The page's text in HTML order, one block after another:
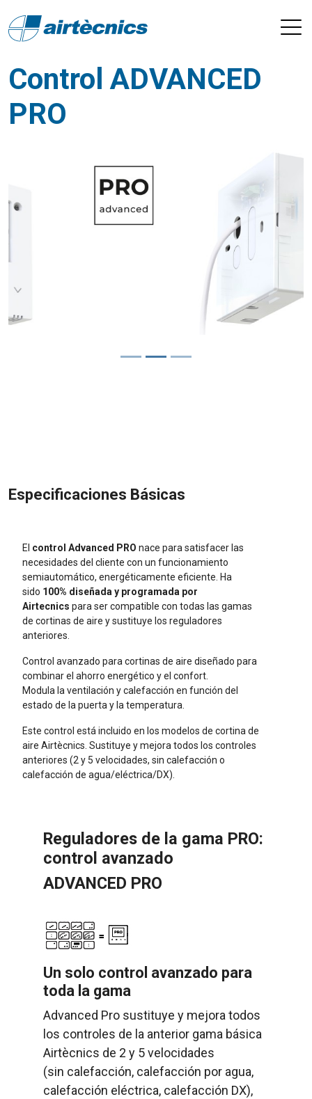
Control ADVANCED
PRO
Especificaciones Básicas
El control Advanced PRO nace para satisfacer las
necesidades del cliente con un funcionamiento
semiautomático, energéticamente eficiente. Ha
sido 100% diseñada y programada por
Airtecnics para ser compatible con todas las gamas
de cortinas de aire y sustituye los reguladores
anteriores.
Control avanzado para cortinas de aire diseñado para
combinar el ahorro energético y el confort.
Modula la ventilación y calefacción en función del
estado de la puerta y la temperatura.
Este control está incluido en los modelos de cortina de
aire Airtècnics. Sustituye y mejora todos los controles
anteriores (2 y 5 velocidades, sin calefacción o
calefacción de agua/eléctrica/DX).
Reguladores de la gama PRO:
control avanzado
ADVANCED PRO
Un solo control avanzado para
toda la gama
Advanced Pro sustituye y mejora todos
los controles de la anterior gama básica
Airtècnics de 2 y 5 velocidades
(sin calefacción, calefacción por agua,
calefacción eléctrica, calefacción DX),